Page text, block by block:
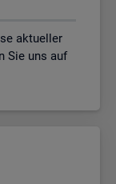
aktueller
Sie uns auf